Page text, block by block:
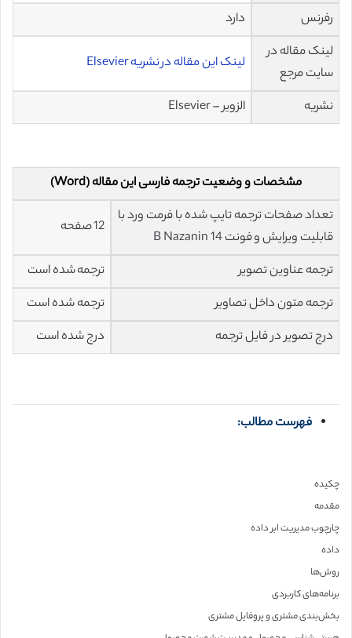
رفرنس
دارد
لینک مقاله در
سایت مرجع
لینک این مقاله در نشریه Elsevier
نشریه الزویر – Elsevier
مشخصات و وضعیت ترجمه فارسی این مقاله (Word)
تعداد صفحات ترجمه تایپ شده با فرمت ورد با
قابلیت ویرایش و فونت 14 B Nazanin
12 صفحه
ترجمه عناوین تصویر
ترجمه شده است
ترجمه متون داخل تصاویر
ترجمه شده است
درج تصویر در فایل ترجمه
درج شده است
فهرست مطالب:
چکیده
مقدمه
چارچوب مدیریت ابر داده
داده
روش‌ها
برنامه‌های کاربردی
بخش‌بندی مشتری و پروفایل مشتری